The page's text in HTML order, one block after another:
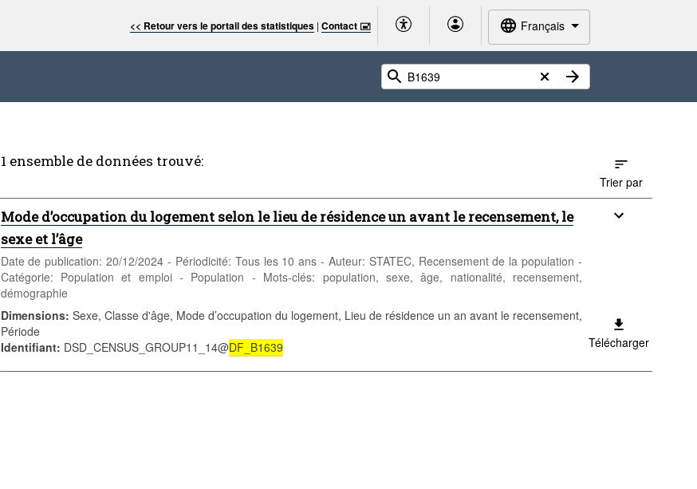
<< Retour vers le portail des statistiques |Contact 🖃 Français
1 ensemble de données trouvé:
Trier par
Mode d’occupation du logement selon le lieu de résidence un avant le recensement, le
sexe et l’âge
Date de publication: 20/12/2024 - Périodicité: Tous les 10 ans - Auteur: STATEC, Recensement de la population -
Catégorie: Population et emploi - Population - Mots-clés: population, sexe, âge, nationalité, recensement,
démographie
Dimensions: Sexe, Classe d'âge, Mode d’occupation du logement, Lieu de résidence un an avant le recensement,
Période
Identifiant: DSD_CENSUS_GROUP11_14@DF_B1639 Télécharger